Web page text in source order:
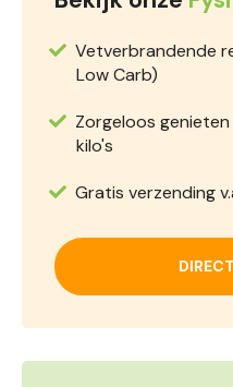
Vetverbrandende
Low Carb)
Zorgeloos
kilo's
Gratis verzending